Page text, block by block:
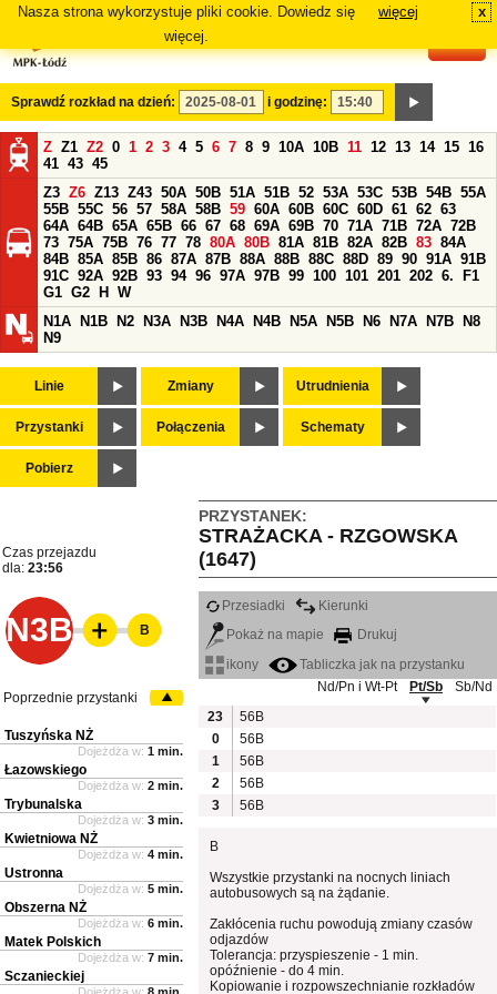
Nasza strona wykorzystuje pliki cookie. Dowiedz się
więcej.
więcej x
Sprawdź rozkład na dzień: i godzinę:
Z Z1 Z2 0 1 2 3 4 5 6 7 8 9 10A 10B 11 12 13 14 15 16
41 43 45
Z3 Z6 Z13 Z43 50A 50B 51A 51B 52 53A 53C 53B 54B 55A
55B 55C 56 57 58A 58B 59 60A 60B 60C 60D 61 62 63
64A 64B 65A 65B 66 67 68 69A 69B 70 71A 71B 72A 72B
73 75A 75B 76 77 78 80A 80B 81A 81B 82A 82B 83 84A
84B 85A 85B 86 87A 87B 88A 88B 88C 88D 89 90 91A 91B
91C 92A 92B 93 94 96 97A 97B 99 100 101 201 202 6.
F1
G1 G2 H
W
N1A
N1B N2 N3A N3B N4A N4B N5A N5B N6 N7A N7B
N8
N9
Linie Zmiany Utrudnienia
Przystanki Połączenia Schematy
Pobierz
PRZYSTANEK:
STRAŻACKA - RZGOWSKA
(1647)
Czas przejazdu
dla: 23:56
N3B
Przesiadki
Kierunki
Pokaż na mapie
Drukuj
ikony
Tabliczka jak na przystanku
Nd/Pn i Wt-Pt
Pt/Sb
Sb/Nd
23
56B
0
56B
1
56B
2
56B
3
56B
B
Wszystkie przystanki na nocnych liniach
autobusowych są na żądanie.
Zakłócenia ruchu powodują zmiany czasów
odjazdów
Tolerancja: przyspieszenie - 1 min.
opóźnienie - do 4 min.
Kopiowanie i rozpowszechnianie rozkładów
B
Poprzednie przystanki
Tuszyńska NŻ
Dojeżdża w: 1 min.
Łazowskiego
Dojeżdża w: 2 min.
Trybunalska
Dojeżdża w: 3 min.
Kwietniowa NŻ
Dojeżdża w: 4 min.
Ustronna
Dojeżdża w: 5 min.
Obszerna NŻ
Dojeżdża w: 6 min.
Matek Polskich
Dojeżdża w: 7 min.
Sczanieckiej